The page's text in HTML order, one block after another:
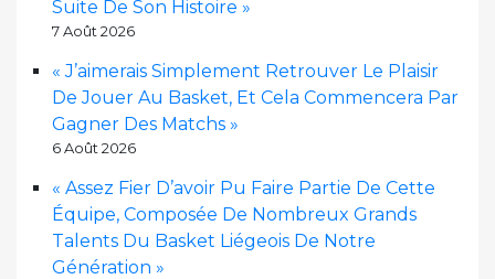
Suite De Son Histoire »
7 Août 2026
« J’aimerais Simplement Retrouver Le Plaisir
De Jouer Au Basket, Et Cela Commencera Par
Gagner Des Matchs »
6 Août 2026
« Assez Fier D’avoir Pu Faire Partie De Cette
Équipe, Composée De Nombreux Grands
Talents Du Basket Liégeois De Notre
Génération »